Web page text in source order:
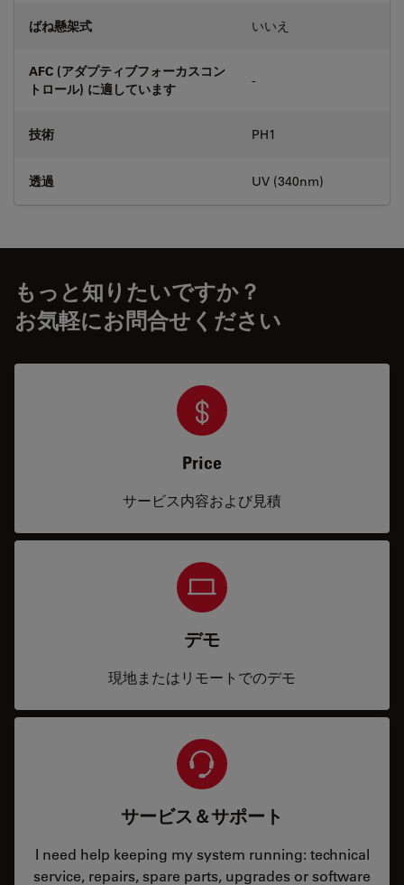
ばね懸架式 いいえ
AFC (アダプティブフォーカスコン
トロール) に適しています
-
技術 PH1
透過 UV (340nm)
もっと知りたいですか？
お気軽にお問合せください
Price
サービス内容および見積
デモ
現地またはリモートでのデモ
サービス＆サポート
I need help keeping my system running: technical
service, repairs, spare parts, upgrades or software